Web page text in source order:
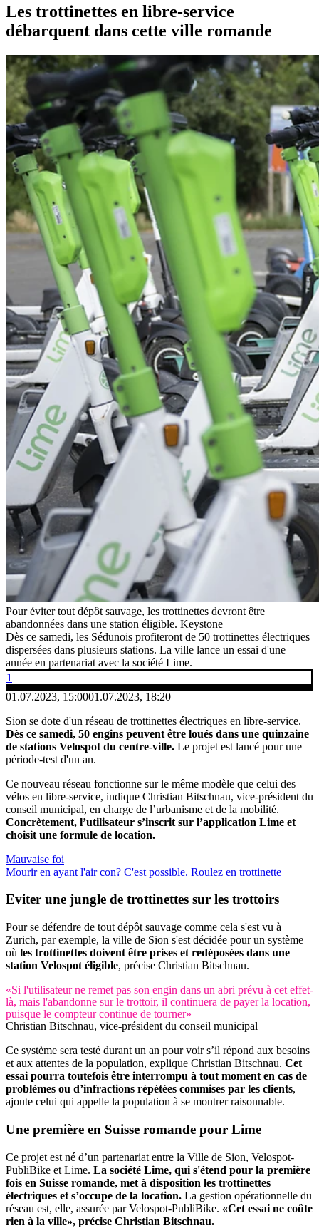
Les trottinettes en libre-service
débarquent dans cette ville romande
Pour éviter tout dépôt sauvage, les trottinettes devront être
abandonnées dans une station éligible. Keystone
Dès ce samedi, les Sédunois profiteront de 50 trottinettes électriques
dispersées dans plusieurs stations. La ville lance un essai d'une
année en partenariat avec la société Lime.
1
01.07.2023, 15:0001.07.2023, 18:20
Sion se dote d'un réseau de trottinettes électriques en libre-service.
Dès ce samedi, 50 engins peuvent être loués dans une quinzaine
de stations Velospot du centre-ville. Le projet est lancé pour une
période-test d'un an.
Ce nouveau réseau fonctionne sur le même modèle que celui des
vélos en libre-service, indique Christian Bitschnau, vice-président du
conseil municipal, en charge de l’urbanisme et de la mobilité.
Concrètement, l’utilisateur s’inscrit sur l’application Lime et
choisit une formule de location.
Mauvaise foi
Mourir en ayant l'air con? C'est possible. Roulez en trottinette
Eviter une jungle de trottinettes sur les trottoirs
Pour se défendre de tout dépôt sauvage comme cela s'est vu à
Zurich, par exemple, la ville de Sion s'est décidée pour un système
où les trottinettes doivent être prises et redéposées dans une
station Velospot éligible, précise Christian Bitschnau.
«Si l'utilisateur ne remet pas son engin dans un abri prévu à cet effet-
là, mais l'abandonne sur le trottoir, il continuera de payer la location,
puisque le compteur continue de tourner»
Christian Bitschnau, vice-président du conseil municipal
Ce système sera testé durant un an pour voir s’il répond aux besoins
et aux attentes de la population, explique Christian Bitschnau. Cet
essai pourra toutefois être interrompu à tout moment en cas de
problèmes ou d’infractions répétées commises par les clients,
ajoute celui qui appelle la population à se montrer raisonnable.
Une première en Suisse romande pour Lime
Ce projet est né d’un partenariat entre la Ville de Sion, Velospot-
PubliBike et Lime. La société Lime, qui s'étend pour la première
fois en Suisse romande, met à disposition les trottinettes
électriques et s’occupe de la location. La gestion opérationnelle du
réseau est, elle, assurée par Velospot-PubliBike. «Cet essai ne coûte
rien à la ville», précise Christian Bitschnau.